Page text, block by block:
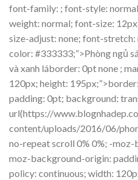
font-family: ; font-style:
weight: normal; font-size:
size-adjust: none; font-
color: #333333;”>Phòng ngủ
và xanh láborder: 0pt none ;
120px; height:
padding: 0pt; background:
url(https://
content/uploads/2016/06/
no-repeat scroll 0% 0%; -
moz-background-origin:
policy: continuous; width: